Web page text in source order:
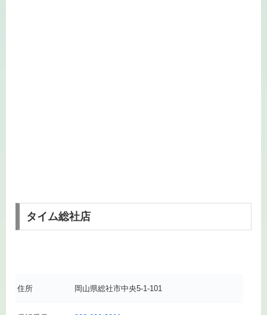
タイム総社店
住所 岡山県総社市中央5-1-101